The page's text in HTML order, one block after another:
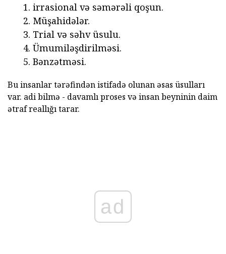
irrasional və səmərəli qoşun.
Müşahidələr.
Trial və səhv üsulu.
Ümumiləşdirilməsi.
Bənzətməsi.
Bu insanlar tərəfindən istifadə olunan əsas üsulları
var. adi bilmə - davamlı proses və insan beyninin daim
ətraf reallığı tarar.
ad